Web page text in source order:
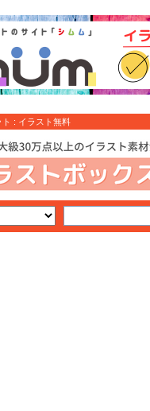
ト : イラスト無料